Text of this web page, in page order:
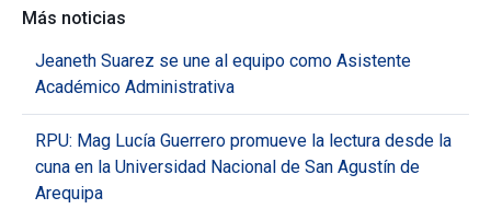
Más noticias
Jeaneth Suarez se une al equipo como Asistente
Académico Administrativa
RPU: Mag Lucía Guerrero promueve la lectura desde la
cuna en la Universidad Nacional de San Agustín de
Arequipa